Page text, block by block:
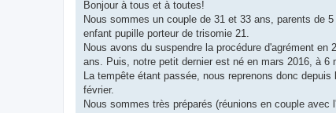
s
a
g
n
o
l
u
Bonjour à tous et à toutes!
Nous sommes un couple de 31 et 33 ans, parents de
enfant pupille porteur de trisomie 21.
Nous avons du suspendre la procédure d'agrément
ans. Puis, notre petit dernier est né en mars 2016, à 6
La tempête étant passée, nous reprenons donc
février.
Nous sommes très préparés (réunions en couple